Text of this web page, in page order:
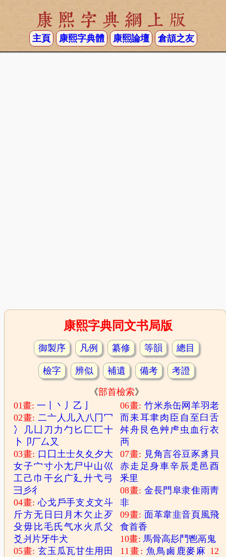
康熙字典網上版
主頁 康熙字典體 康熙論壇 倉頡之友
康熙字典同文书局版
御製序 凡例 纂修 等韻 總目
檢字 辨似 補遺 備考 考證
《部首檢索》
01畫:一 丶 丿 乙
02畫:二亠 人 儿入 八 冂冖
冫
几 凵 刀 力 勹 匕 匚匸十
卜
卩厂厶 又
03畫: 口 囗 土士夂 夊 夕大
女子宀寸小尢尸 屮 山巛
工 己 巾 干幺 广廴廾弋弓
彐 彡彳
04畫:心戈 戶手支 攴文斗
斤方无 日 曰 月木 欠止 歹
殳毋 比毛 氏气水 火 爪父
爻 爿 片牙牛犬
05畫:玄玉 瓜瓦甘生用 田
06畫: 竹米糸缶网 羊羽老
而耒耳聿肉 臣 自 至 臼舌
舛舟 艮色艸 虍 虫 血行衣
襾
07畫: 見角言谷豆豕豸 貝
赤走 足身車辛辰 辵 邑酉
釆里
08畫: 金長門 阜隶隹雨靑
非
09畫: 面革韋韭音頁風飛
食首香
10畫:馬骨高髟 鬥鬯鬲 鬼
11畫: 魚鳥 鹵 鹿麥 麻 12